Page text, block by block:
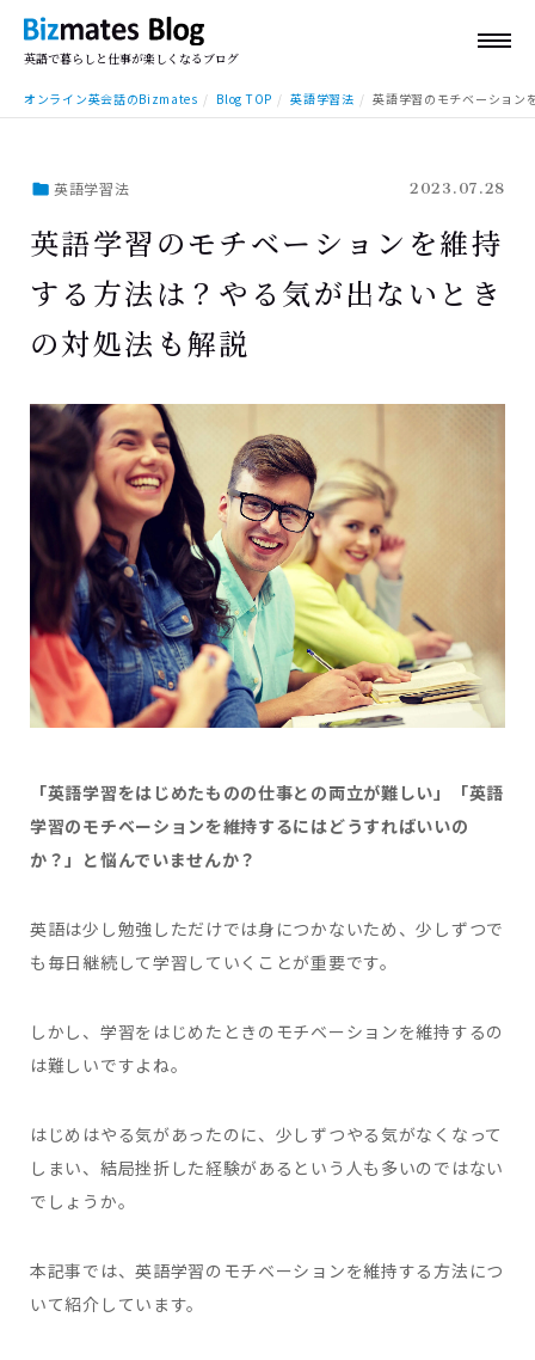
英語で暮らしと仕事が楽しくなるブログ
オンライン英会話のBizmates Blog TOP 英語学習法 英語学習のモチベーション
英語学習法 2023.07.28
英語学習のモチベーションを維持
する方法は？やる気が出ないとき
の対処法も解説
「英語学習をはじめたものの仕事との両立が難しい」「英語
学習のモチベーションを維持するにはどうすればいいの
か？」と悩んでいませんか？
英語は少し勉強しただけでは身につかないため、少しずつで
も毎日継続して学習していくことが重要です。
しかし、学習をはじめたときのモチベーションを維持するの
は難しいですよね。
はじめはやる気があったのに、少しずつやる気がなくなって
しまい、結局挫折した経験があるという人も多いのではない
でしょうか。
本記事では、英語学習のモチベーションを維持する方法につ
いて紹介しています。